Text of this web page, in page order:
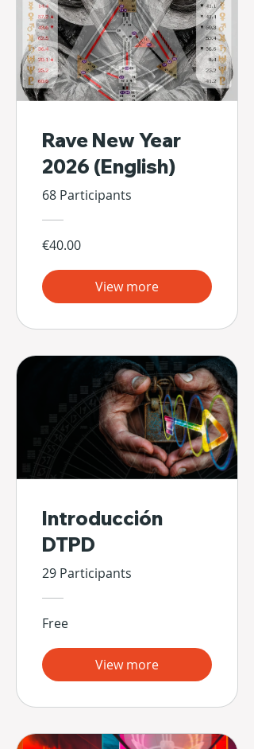
Rave New Year
2026 (English)
68 Participants
€40.00
View more
Introducción
DTPD
29 Participants
Free
View more